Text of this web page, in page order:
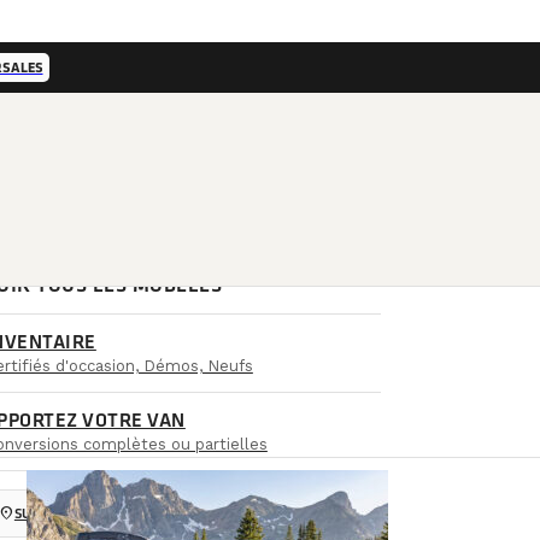
TOUS LES MODÈLES
d'occasion, Démos, Neufs
VOTRE VAN
complètes ou partielles
location_onSUCCURSALES
d’eau noire :
un van aménagé